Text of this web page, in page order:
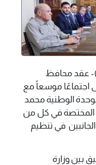
2025م(وال)- عقد محافظ
اجتماعًا موسعاً مع
الوطنية محمد
المختصة في كل من
في تنظيم
بين وزارة